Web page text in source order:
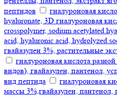
пептидов
гиалуроновая
hyaluronate, 3D гиалуроновая
crosspolymer, sodium acetylated
acid, hyaluronic acid, hydrolyzed
гвайазулен 3%, растительные
гиалуроновая кислота
видов), гвайазулен, пантенол,
вид пептида
гиалуроновая
массы 3%,гвайазулен, пантенол,